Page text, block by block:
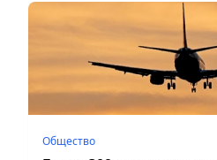
Общество